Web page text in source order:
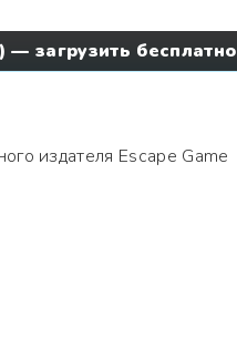
загрузить бесплатно
издателя Escape Game